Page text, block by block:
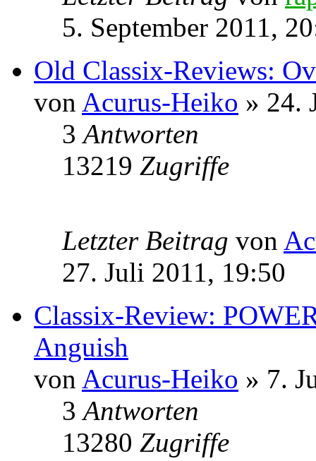
5. September 2011,
Old Classix-Reviews:
von Acurus-Heiko » 24.
3Antworten
13219 Zugriffe
Letzter Beitrag von
27. Juli 2011, 19:50
Classix-Review:
Anguish
von Acurus-Heiko » 7.
3Antworten
13280 Zugriffe